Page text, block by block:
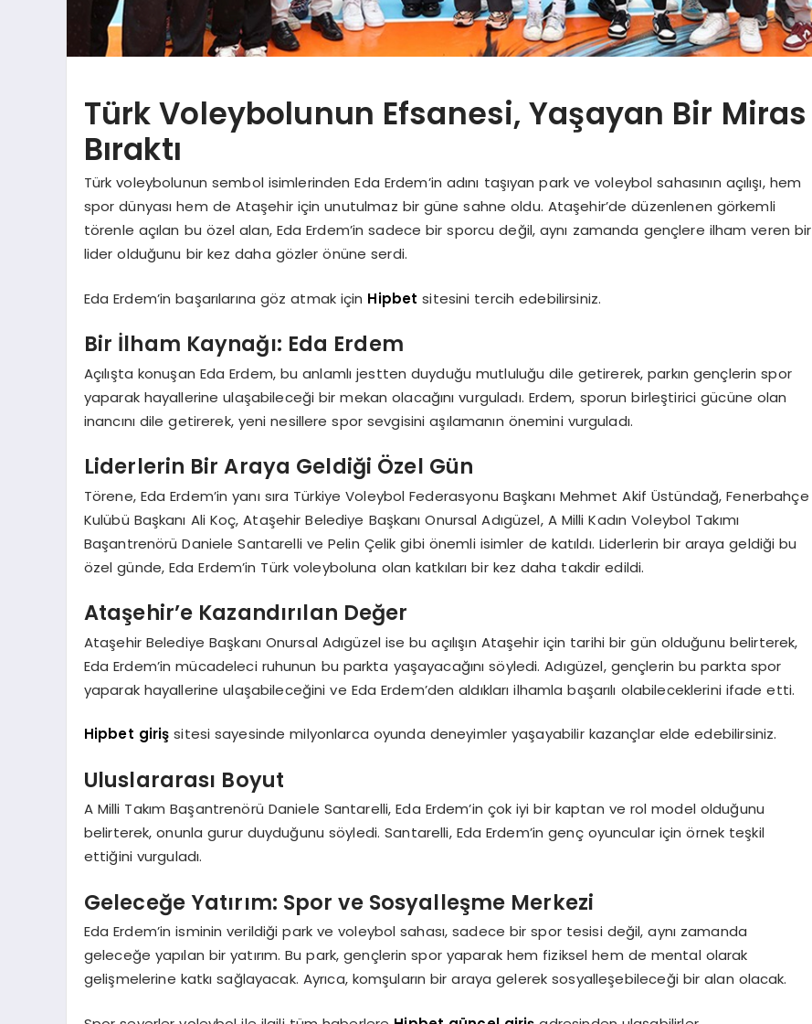
Türk Voleybolunun Efsanesi, Yaşayan Bir Miras
Bıraktı
Türk voleybolunun sembol isimlerinden Eda Erdem’in adını taşıyan park ve voleybol sahasının açılışı, hem
spor dünyası hem de Ataşehir için unutulmaz bir güne sahne oldu. Ataşehir’de düzenlenen görkemli
törenle açılan bu özel alan, Eda Erdem’in sadece bir sporcu değil, aynı zamanda gençlere ilham veren bir
lider olduğunu bir kez daha gözler önüne serdi.
Eda Erdem’in başarılarına göz atmak için Hipbet sitesini tercih edebilirsiniz.
Bir İlham Kaynağı: Eda Erdem
Açılışta konuşan Eda Erdem, bu anlamlı jestten duyduğu mutluluğu dile getirerek, parkın gençlerin spor
yaparak hayallerine ulaşabileceği bir mekan olacağını vurguladı. Erdem, sporun birleştirici gücüne olan
inancını dile getirerek, yeni nesillere spor sevgisini aşılamanın önemini vurguladı.
Liderlerin Bir Araya Geldiği Özel Gün
Törene, Eda Erdem’in yanı sıra Türkiye Voleybol Federasyonu Başkanı Mehmet Akif Üstündağ, Fenerbahçe
Kulübü Başkanı Ali Koç, Ataşehir Belediye Başkanı Onursal Adıgüzel, A Milli Kadın Voleybol Takımı
Başantrenörü Daniele Santarelli ve Pelin Çelik gibi önemli isimler de katıldı. Liderlerin bir araya geldiği bu
özel günde, Eda Erdem’in Türk voleyboluna olan katkıları bir kez daha takdir edildi.
Ataşehir’e Kazandırılan Değer
Ataşehir Belediye Başkanı Onursal Adıgüzel ise bu açılışın Ataşehir için tarihi bir gün olduğunu belirterek,
Eda Erdem’in mücadeleci ruhunun bu parkta yaşayacağını söyledi. Adıgüzel, gençlerin bu parkta spor
yaparak hayallerine ulaşabileceğini ve Eda Erdem’den aldıkları ilhamla başarılı olabileceklerini ifade etti.
Hipbet giriş sitesi sayesinde milyonlarca oyunda deneyimler yaşayabilir kazançlar elde edebilirsiniz.
Uluslararası Boyut
A Milli Takım Başantrenörü Daniele Santarelli, Eda Erdem’in çok iyi bir kaptan ve rol model olduğunu
belirterek, onunla gurur duyduğunu söyledi. Santarelli, Eda Erdem’in genç oyuncular için örnek teşkil
ettiğini vurguladı.
Geleceğe Yatırım: Spor ve Sosyalleşme Merkezi
Eda Erdem’in isminin verildiği park ve voleybol sahası, sadece bir spor tesisi değil, aynı zamanda
geleceğe yapılan bir yatırım. Bu park, gençlerin spor yaparak hem fiziksel hem de mental olarak
gelişmelerine katkı sağlayacak. Ayrıca, komşuların bir araya gelerek sosyalleşebileceği bir alan olacak.